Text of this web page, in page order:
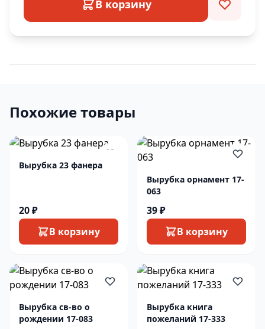
В корзину
Похожие товары
Вырубка 23 фанера
20 ₽
В корзину
Вырубка орнамент 17-
063
39 ₽
В корзину
Вырубка св-во о
рождении 17-083
Вырубка книга
пожеланий 17-333